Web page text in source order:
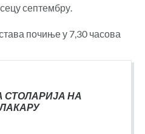
септембру.
почиње у 7,30 часова
НА